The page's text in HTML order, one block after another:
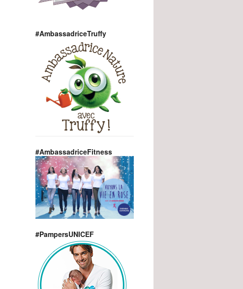
#AmbassadriceTruffy
#AmbassadriceFitness
#PampersUNICEF